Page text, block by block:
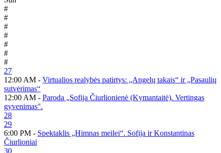
#
#
#
#
#
#
#
27
12:00 AM - Virtualios realybės patirtys: „Angelų takais“ ir „Pasaulių
sutvėrimas“
12:00 AM - Paroda „Sofija Čiurlionienė (Kymantaitė). Vertingas
gyvenimas".
28
29
6:00 PM - Spektaklis „Himnas meilei“. Sofija ir Konstantinas
Čiurlioniai
30